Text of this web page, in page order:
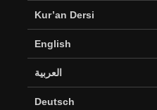
Kur’an Dersi
English
العربية
Deutsch